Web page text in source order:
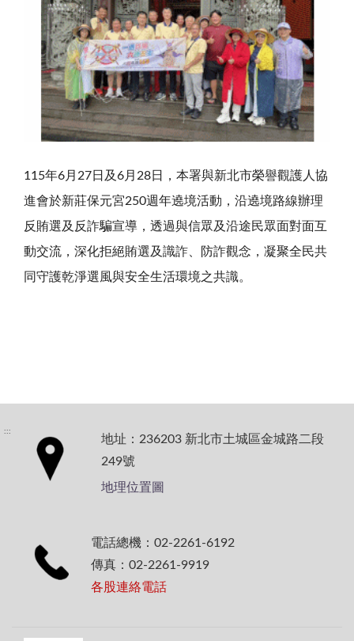
115年6月 27日及6月 28日，本署與新北市榮譽觀護人協
進會於新莊保元宮250週年遶境活動，沿遶境路線辦理
反賄選及反詐騙宣導，透過與信眾及沿途民眾面對面互
動交流，深化拒絕賄選及識詐、防詐觀念，凝聚全民共
同守護乾淨選風與安全生活環境之共識。
:::
地址：236203 新北市土城區金城路二段
249號
地理位置圖
電話總機：02-2261-6192
傳真：02-2261-9919
各股連絡電話